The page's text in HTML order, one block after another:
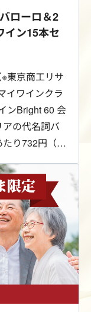
ローロ＆2
イン15本セ
東京商工リサ
イワインクラ
ンBright 60 会
の代名詞バ
り732円（税